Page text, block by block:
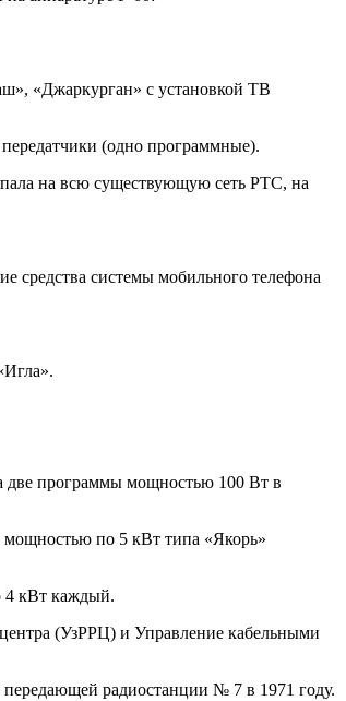
«Джаркурган» с установкой ТВ
(одно программные).
на всю существующую сеть РТС, на
средства системы мобильного телефона
две программы мощностью 100 Вт в
по 5 кВт типа «Якорь»
4 кВт каждый.
(УзРРЦ) и Управление кабельными
передающей радиостанции № 7 в 1971 году.